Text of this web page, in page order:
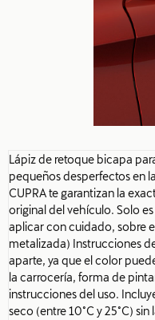
Lápiz de retoque bicapa
pequeños desperfectos en
CUPRA te garantizan la
original del vehículo. Solo
aplicar con cuidado, sobre
metalizada) Instrucciones
aparte, ya que el color
la carrocería, forma de
instrucciones del uso.
seco (entre 10°C y 25°C)